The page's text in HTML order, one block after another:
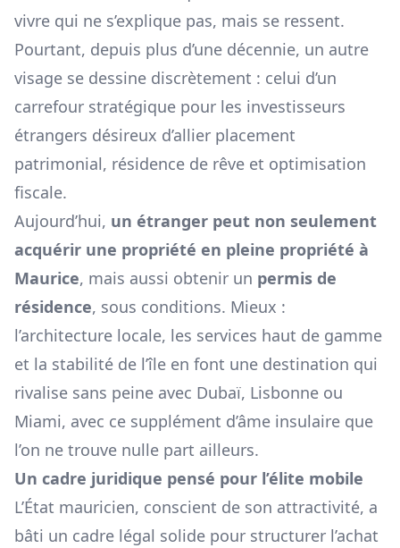
vivre qui ne s’explique pas, mais se ressent.
Pourtant, depuis plus d’une décennie, un autre
visage se dessine discrètement : celui d’un
carrefour stratégique pour les investisseurs
étrangers désireux d’allier placement
patrimonial, résidence de rêve et optimisation
fiscale.
Aujourd’hui, un étranger peut non seulement
acquérir une propriété en pleine propriété à
Maurice, mais aussi obtenir un permis de
résidence, sous conditions. Mieux :
l’architecture locale, les services haut de gamme
et la stabilité de l’île en font une destination qui
rivalise sans peine avec Dubaï, Lisbonne ou
Miami, avec ce supplément d’âme insulaire que
l’on ne trouve nulle part ailleurs.
Un cadre juridique pensé pour l’élite mobile
L’État mauricien, conscient de son attractivité, a
bâti un cadre légal solide pour structurer l’achat